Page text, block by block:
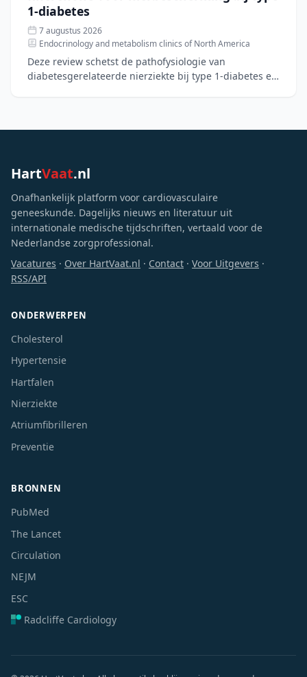
1-diabetes
7 augustus 2026
Endocrinology and metabolism clinics of North America
Deze review schetst de pathofysiologie van
diabetesgerelateerde nierziekte bij type 1-diabetes en
HartVaat.nl
Onafhankelijk platform voor cardiovasculaire
geneeskunde. Dagelijks nieuws en literatuur uit
internationale medische tijdschriften, vertaald voor de
Nederlandse zorgprofessional.
Vacatures · Over HartVaat.nl · Contact · Voor Uitgevers ·
RSS/API
ONDERWERPEN
Cholesterol
Hypertensie
Hartfalen
Nierziekte
Atriumfibrilleren
Preventie
BRONNEN
PubMed
The Lancet
Circulation
NEJM
ESC
Radcliffe Cardiology